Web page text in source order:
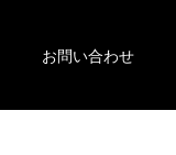
お問い合わせ